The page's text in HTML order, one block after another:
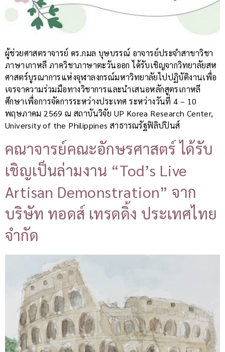
ผู้ช่วยศาสตราจารย์ ดร.กมล บุษบรรณ์ อาจารย์ประจำสาขาวิชา
ภาษาเกาหลี ภาควิชาภาษาตะวันออก ได้รับเชิญจากวิทยาลัยสห
ศาสตร์บูรณาการแห่งจุฬาลงกรณ์มหาวิทยาลัยไปปฏิบัติงานเพื่อ
เจรจาความร่วมมือทางวิชาการและนำเสนอหลักสูตรเกาหลี
ศึกษาเพื่อการจัดการระหว่างประเทศ ระหว่างวันที่ 4 – 10
พฤษภาคม 2569 ณ สถาบันวิจัย UP Korea Research Center,
University of the Philippines สาธารณรัฐฟิลิปปินส์
คณาจารย์คณะอักษรศาสตร์ ได้รับ
เชิญเป็นล่ามงาน “Tod’s Live
Artisan Demonstration” จาก
บริษัท ทอดส์ เทรดดิ้ง ประเทศไทย
จำกัด